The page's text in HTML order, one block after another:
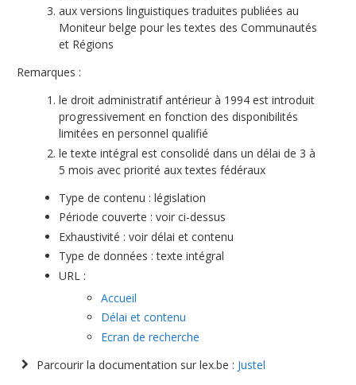
aux versions linguistiques traduites publiées au
Moniteur belge pour les textes des Communautés
et Régions
Remarques :
le droit administratif antérieur à 1994 est introduit
progressivement en fonction des disponibilités
limitées en personnel qualifié
le texte intégral est consolidé dans un délai de 3 à
5 mois avec priorité aux textes fédéraux
Type de contenu : législation
Période couverte : voir ci-dessus
Exhaustivité : voir délai et contenu
Type de données : texte intégral
URL :
Accueil
Délai et contenu
Ecran de recherche
Parcourir la documentation sur lex.be : Justel